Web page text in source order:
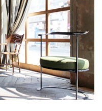
Farbkind, Puntasecca,
noch viele mehr. Die
faszinierend. In einem
er Holzplatten aus
Chemikalien
die Oberfläche. So
oder Zeichnungen
bei Senor Gaston,
Days, Kater Holzig,